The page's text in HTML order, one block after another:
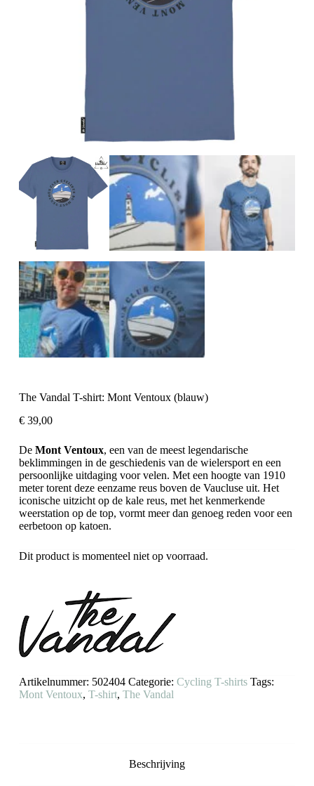
The Vandal T-shirt: Mont Ventoux (blauw)
€39,00
De Mont Ventoux, een van de meest legendarische
beklimmingen in de geschiedenis van de wielersport en een
persoonlijke uitdaging voor velen. Met een hoogte van 1910
meter torent deze eenzame reus boven de Vaucluse uit. Het
iconische uitzicht op de kale reus, met het kenmerkende
weerstation op de top, vormt meer dan genoeg reden voor een
eerbetoon op katoen.
Dit product is momenteel niet op voorraad.
Artikelnummer: 502404 Categorie: Cycling T-shirts Tags:
Mont Ventoux, T-shirt, The Vandal
Beschrijving